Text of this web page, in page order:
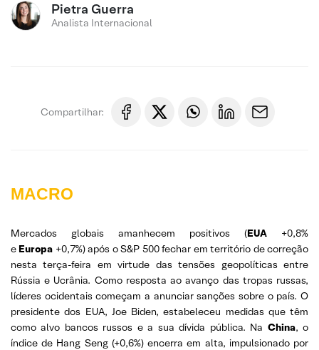
Pietra Guerra
Analista Internacional
Compartilhar:
MACRO
Mercados globais amanhecem positivos (EUA +0,8%
e Europa +0,7%) após o S&P 500 fechar em território de correção
nesta terça-feira em virtude das tensões geopolíticas entre
Rússia e Ucrânia. Como resposta ao avanço das tropas russas,
líderes ocidentais começam a anunciar sanções sobre o país. O
presidente dos EUA, Joe Biden, estabeleceu medidas que têm
como alvo bancos russos e a sua dívida pública. Na China, o
índice de Hang Seng (+0,6%) encerra em alta, impulsionado por